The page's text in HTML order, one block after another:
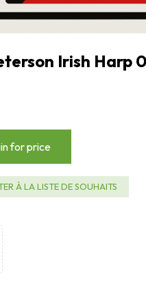
Irish Harp
for price
À LA LISTE DE SOUHAITS